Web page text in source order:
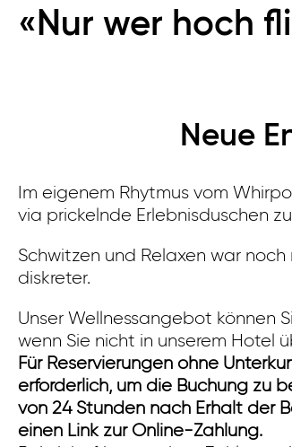
«Nur wer hoch
Neue
Im eigenem Rhytmus vom
via prickelnde Erlebnisduschen
Schwitzen und Relaxen war
diskreter.
Unser Wellnessangebot können
wenn Sie nicht in unserem Hotel
Für Reservierungen ohne
erforderlich, um die Buchung zu
von 24 Stunden nach Erhalt der
einen Link zur Online-Zahlung.